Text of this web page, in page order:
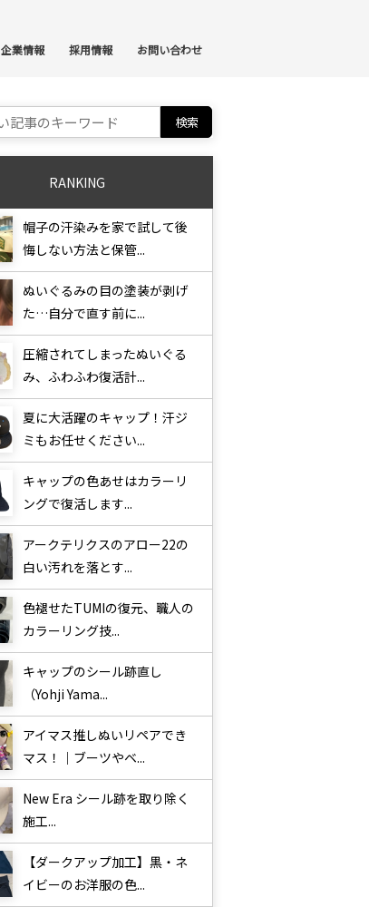
企業情報 採用情報 お問い合わせ
RANKING
帽子の汗染みを家で試して後
悔しない方法と保管...
ぬいぐるみの目の塗装が剥げ
た…自分で直す前に...
圧縮されてしまったぬいぐる
み、ふわふわ復活計...
夏に大活躍のキャップ！汗ジ
ミもお任せください...
キャップの色あせはカラーリ
ングで復活します...
アークテリクスのアロー22の
白い汚れを落とす...
色褪せたTUMIの復元、職人の
カラーリング技...
キャップのシール跡直し
（Yohji Yama...
アイマス推しぬいリペアでき
マス！｜ブーツやベ...
New Era シール跡を取り除く
施工...
【ダークアップ加工】黒・ネ
イビーのお洋服の色...